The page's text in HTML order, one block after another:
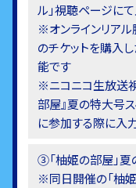
ル」視聴ページに
※オンラインリア
のチケットを購入
能です
※ニコニコ生放送視
部屋』夏の特大号
に参加する際に入
③「柚姫の部屋」夏
※同日開催の「柚